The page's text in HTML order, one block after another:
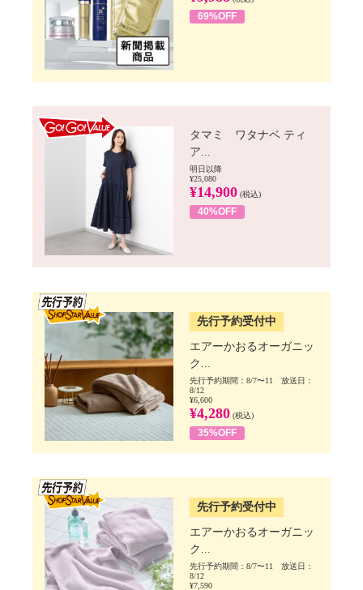
69%OFF
タマミ ワタナベ ティ
ア...
明日以降
¥25,080
¥14,900 (税込)
40%OFF
先行予約受付中
エアーかおるオーガニッ
ク...
先行予約期間：8/7〜11 放送日：
8/12
¥6,600
¥4,280 (税込)
35%OFF
先行予約受付中
エアーかおるオーガニッ
ク...
先行予約期間：8/7〜11 放送日：
8/12
¥7,590